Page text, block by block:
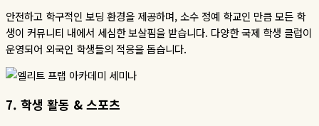
안전하고 학구적인 보딩 환경을 제공하며, 소수 정예 학교인 만큼 모든 학
생이 커뮤니티 내에서 세심한 보살핌을 받습니다. 다양한 국제 학생 클럽이
운영되어 외국인 학생들의 적응을 돕습니다.
7. 학생 활동 & 스포츠